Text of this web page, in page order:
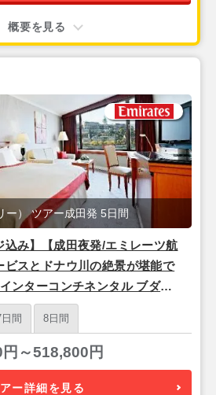
概要を見る
込み】【成田夜発/エミレーツ航
ビスとドナウ川の絶景が堪能で
ンターコンチネンタル ブダペ
畔の美しい夜景と歴史を楽しむ
日
ー） ツアー成田発 5日間
間 8日間
～518,800円
ー詳細を見る